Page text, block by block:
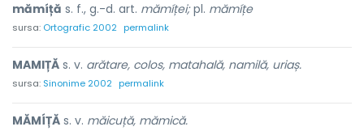
mămíță s. f., g.-d. art. mămíței;pl. mămíțe
sursa: Ortografic 2002 permalink
MAMIȚĂ s. v. arătare, colos, matahală, namilă, uriaș.
sursa: Sinonime 2002 permalink
MĂMÍȚĂ s. v. măicuță, mămică.